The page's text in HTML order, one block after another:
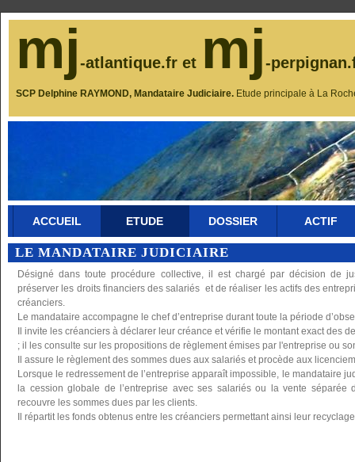
mj-atlantique.fr et mj-
SCP Delphine RAYMOND, Mandataire Judiciaire. Etude principale à La
ACCUEIL ETUDE DOSSIER ACTIF
LE MANDATAIRE JUDICIAIRE
Désigné dans toute procédure collective, il est chargé par décision de
préserver les droits financiers des salariés et de réaliser les actifs des
créanciers.
Le mandataire accompagne le chef d’entreprise durant toute la période
Il invite les créanciers à déclarer leur créance et vérifie le montant exact des
; il les consulte sur les propositions de règlement émises par l'entreprise ou
Il assure le règlement des sommes dues aux salariés et procède aux
Lorsque le redressement de l’entreprise apparaît impossible, le mandataire
la cession globale de l’entreprise avec ses salariés ou la vente séparée
recouvre les sommes dues par les clients.
Il répartit les fonds obtenus entre les créanciers permettant ainsi leur